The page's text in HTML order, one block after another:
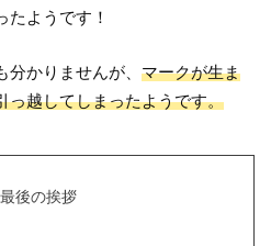
たようです！
分かりませんが、マークが生ま
っ越してしまったようです。
後の挨拶